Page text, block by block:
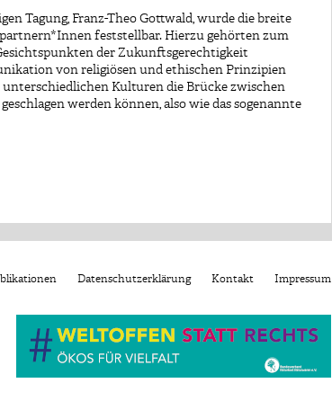
Tagung, Franz-Theo Gottwald, wurde die breite
feststellbar. Hierzu gehörten zum
der Zukunftsgerechtigkeit
von religiösen und ethischen Prinzipien
Kulturen die Brücke zwischen
werden können, also wie das sogenannte
Datenschutzerklärung Kontakt Impressum